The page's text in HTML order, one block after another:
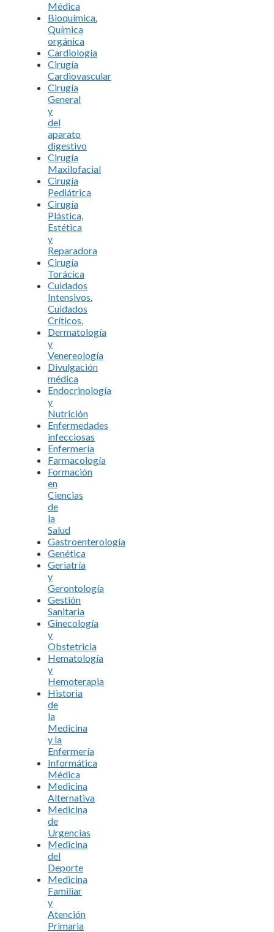
Médica
Bioquímica.
Química
orgánica
Cardiología
Cirugía
Cardiovascular
Cirugía
General
y
del
aparato
digestivo
Cirugía
Maxilofacial
Cirugía
Pediátrica
Cirugía
Plástica,
Estética
y
Reparadora
Cirugía
Torácica
Cuidados
Intensivos.
Cuidados
Críticos.
Dermatología
y
Venereología
Divulgación
médica
Endocrinología
y
Nutrición
Enfermedades
infecciosas
Enfermería
Farmacología
Formación
en
Ciencias
de
la
Salud
Gastroenterología
Genética
Geriatría
y
Gerontología
Gestión
Sanitaria
Ginecología
y
Obstetricia
Hematología
y
Hemoterapia
Historia
de
la
Medicina
y la
Enfermería
Informática
Médica
Medicina
Alternativa
Medicina
de
Urgencias
Medicina
del
Deporte
Medicina
Familiar
y
Atención
Primaria